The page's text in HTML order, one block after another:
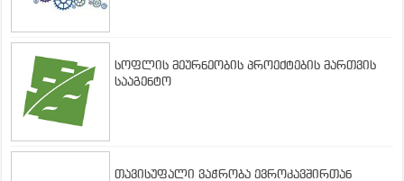
სოფლის მეურნეობის პროექტების მართვის
სააგენტო
თავისუფალი ვაჭრობა ევროკავშირთან